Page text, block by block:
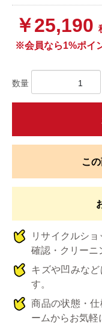
￥25,190
※会員なら1%ポイ
数量
こ
リサイクルシ
確認・クリーニ
キズや凹みな
す。
商品の状態・
ームからお気軽